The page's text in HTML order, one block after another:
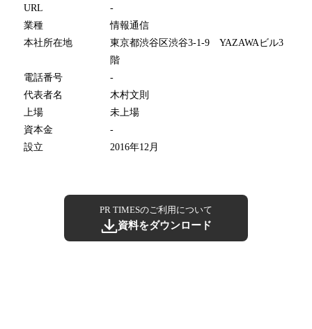
URL
-
業種
情報通信
本社所在地
東京都渋谷区渋谷3-1-9 YAZAWAビル3
階
電話番号
-
代表者名
木村文則
上場
未上場
資本金
-
設立
2016年12月
PR TIMESのご利用について
資料をダウンロード